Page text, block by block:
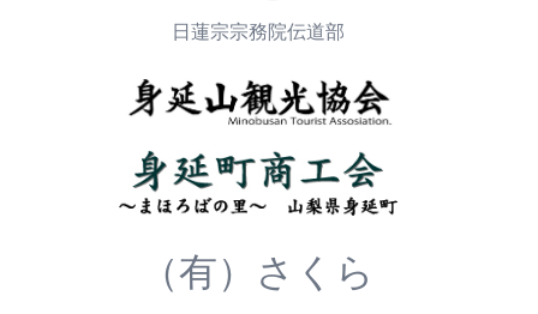
日蓮宗宗務院伝道部
（有）さくら